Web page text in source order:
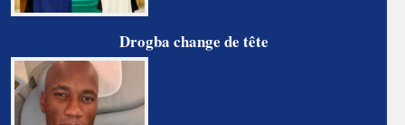
Drogba change de tête